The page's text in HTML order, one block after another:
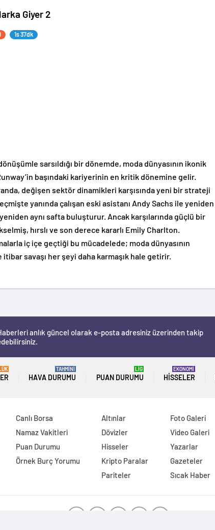
Giyer 2
1s 37dk
sarsıldığı bir dönemde, moda dünyasının ikonik
başındaki kariyerinin en kritik dönemine gelir.
değişen sektör dinamikleri karşısında yeni bir strateji
yanında çalışan eski asistanı Andy Sachs ile yeniden
aynı safta buluşturur. Ancak karşılarında güçlü bir
hırslı ve son derece kararlı Emily Charlton.
iç içe geçtiği bu mücadelede; moda dünyasının
savaşı her şeyi daha karmaşık hale getirir.
anlık güncel olarak e-posta adresiniz üzerinden takip
HAVA DURUMU
TAHMİNİ
PUAN DURUMU
LİG
HISSELER
EKONOMİ
Canlı Borsa
Namaz Vakitleri
Puan Durumu
Örnek Burç Yorumu
Altınlar
Dövizler
Hisseler
Kripto Paralar
Pariteler
Foto Galeri
Video Galeri
Yazarlar
Gazeteler
Sıcak Haber